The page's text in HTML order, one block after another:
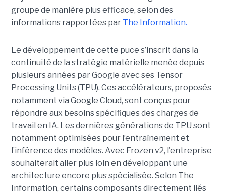
groupe de manière plus efficace, selon des
informations rapportées par The Information.
Le développement de cette puce s’inscrit dans la
continuité de la stratégie matérielle menée depuis
plusieurs années par Google avec ses Tensor
Processing Units (TPU). Ces accélérateurs, proposés
notamment via Google Cloud, sont conçus pour
répondre aux besoins spécifiques des charges de
travail en IA. Les dernières générations de TPU sont
notamment optimisées pour l’entraînement et
l’inférence des modèles. Avec Frozen v2, l'entreprise
souhaiterait aller plus loin en développant une
architecture encore plus spécialisée. Selon The
Information, certains composants directement liés